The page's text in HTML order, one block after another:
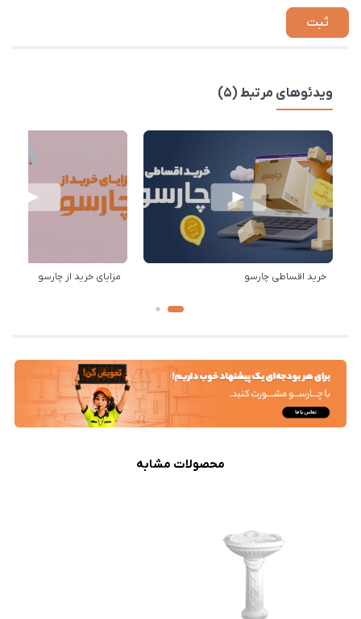
ویدئوهای مرتبط (5)
خرید اقساطی چارسو مزایای خرید از چارسو
محصولات مشابه